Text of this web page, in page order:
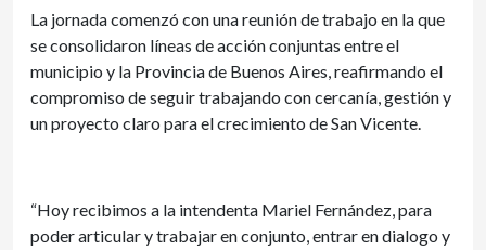
La jornada comenzó con una reunión de trabajo en la que
se consolidaron líneas de acción conjuntas entre el
municipio y la Provincia de Buenos Aires, reafirmando el
compromiso de seguir trabajando con cercanía, gestión y
un proyecto claro para el crecimiento de San Vicente.
“Hoy recibimos a la intendenta Mariel Fernández, para
poder articular y trabajar en conjunto, entrar en dialogo y